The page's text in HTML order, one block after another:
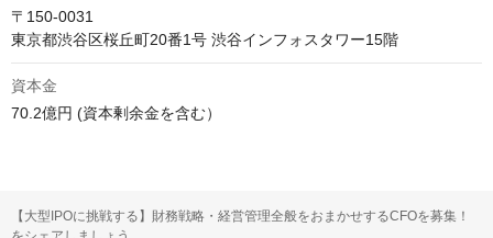
〒150-0031
資本金
70.2億円 (資本剰余金を含む）
【大型IPOに挑戦する】財務戦略・経営管理全般をおまかせするCFOを募集！